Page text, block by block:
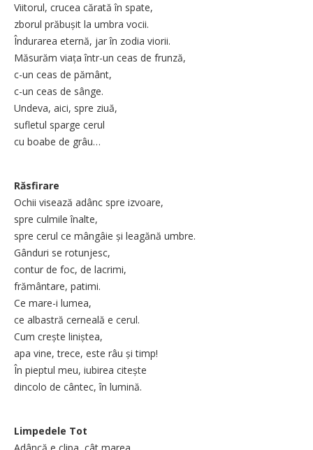
Viitorul, crucea cărată în spate,
zborul prăbușit la umbra vocii.
Îndurarea eternă, jar în zodia viorii.
Măsurăm viața într-un ceas de frunză,
c-un ceas de pământ,
c-un ceas de sânge.
Undeva, aici, spre ziuă,
sufletul sparge cerul
cu boabe de grâu…
Răsfirare
Ochii visează adânc spre izvoare,
spre culmile înalte,
spre cerul ce mângâie și leagănă umbre.
Gânduri se rotunjesc,
contur de foc, de lacrimi,
frământare, patimi.
Ce mare-i lumea,
ce albastră cerneală e cerul.
Cum crește liniștea,
apa vine, trece, este râu și timp!
În pieptul meu, iubirea citește
dincolo de cântec, în lumină.
Limpedele Tot